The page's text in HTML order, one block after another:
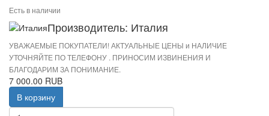
Есть в наличии
Производитель: Италия
УВАЖАЕМЫЕ ПОКУПАТЕЛИ! АКТУАЛЬНЫЕ ЦЕНЫ и НАЛИЧИЕ
УТОЧНЯЙТЕ ПО ТЕЛЕФОНУ . ПРИНОСИМ ИЗВИНЕНИЯ И
БЛАГОДАРИМ ЗА ПОНИМАНИЕ.
7 000.00 RUB
В корзину